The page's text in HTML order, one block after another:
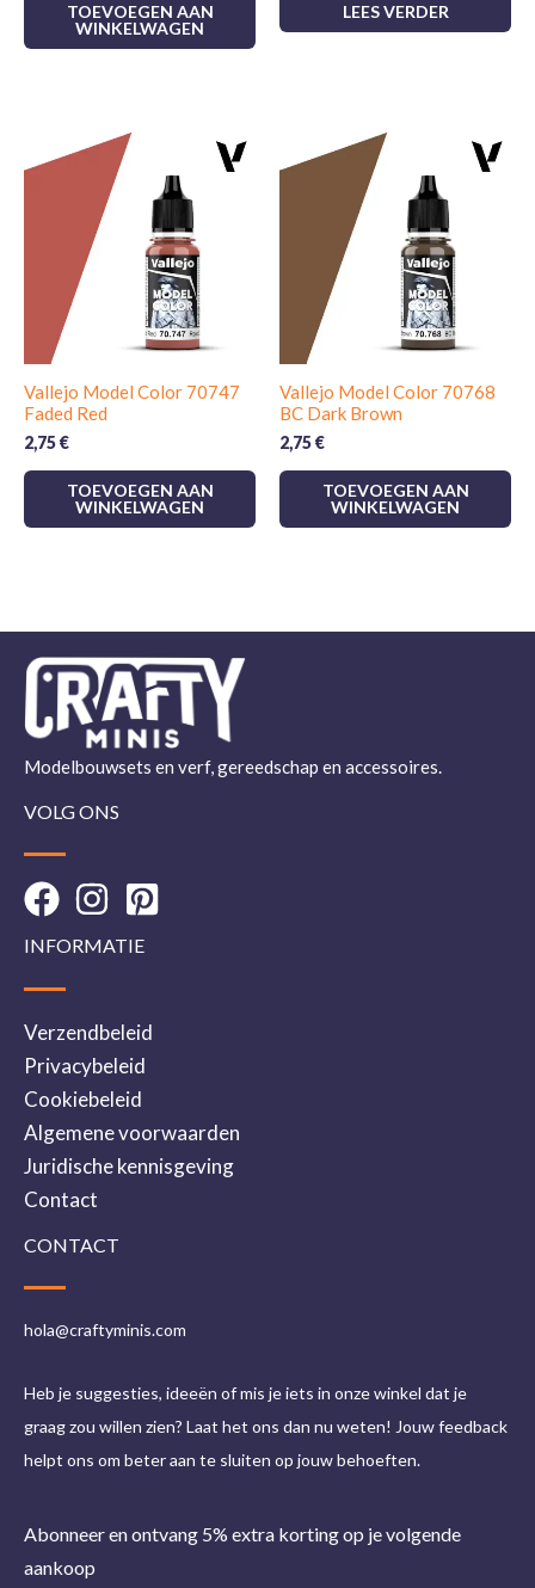
TOEVOEGEN AAN
WINKELWAGEN
LEES VERDER
Vallejo Model Color 70747
Faded Red
2,75€
TOEVOEGEN AAN
WINKELWAGEN
Vallejo Model Color 70768
BC Dark Brown
2,75€
TOEVOEGEN AAN
WINKELWAGEN
Modelbouwsets en verf, gereedschap en accessoires.
VOLG ONS
INFORMATIE
Verzendbeleid
Privacybeleid
Cookiebeleid
Algemene voorwaarden
Juridische kennisgeving
Contact
CONTACT
hola@craftyminis.com
Heb je suggesties, ideeën of mis je iets in onze winkel dat je
graag zou willen zien? Laat het ons dan nu weten! Jouw feedback
helpt ons om beter aan te sluiten op jouw behoeften.
Abonneer en ontvang 5% extra korting op je volgende
aankoop